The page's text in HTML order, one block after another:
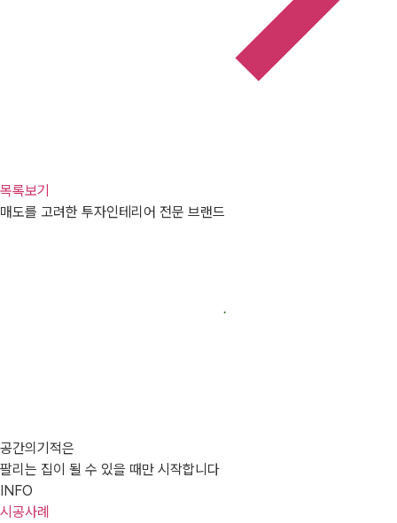
목록보기
매도를 고려한 투자인테리어 전문 브랜드
공간의기적은
팔리는 집이 될 수 있을 때만 시작합니다
INFO
시공사례